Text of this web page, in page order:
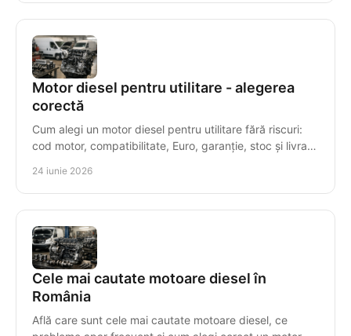
Motor diesel pentru utilitare - alegerea
corectă
Cum alegi un motor diesel pentru utilitare fără riscuri:
cod motor, compatibilitate, Euro, garanție, stoc și livrare
24 iunie 2026
Cele mai cautate motoare diesel în
România
Află care sunt cele mai cautate motoare diesel, ce